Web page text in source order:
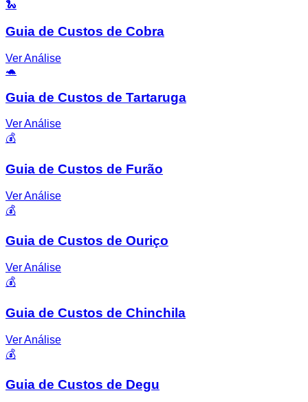
🐍
Guia de Custos de Cobra
Ver Análise
🐢
Guia de Custos de Tartaruga
Ver Análise
💰
Guia de Custos de Furão
Ver Análise
💰
Guia de Custos de Ouriço
Ver Análise
💰
Guia de Custos de Chinchila
Ver Análise
💰
Guia de Custos de Degu